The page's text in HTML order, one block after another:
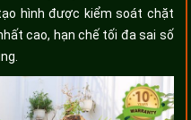
hình được kiểm soát chặt
cao, hạn chế tối đa sai số